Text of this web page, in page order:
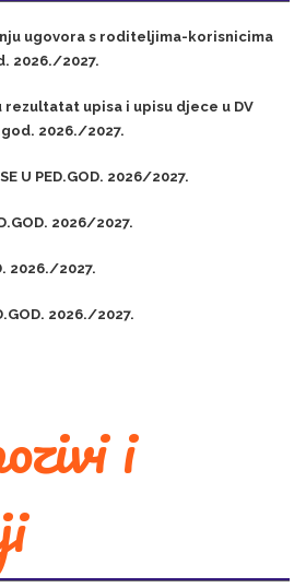
ugovora s roditeljima-korisnicima
2026./2027.
rezultatat upisa i upisu djece u DV
2026./2027.
U PED.GOD. 2026/2027.
2026/2027.
2026./2027.
2026./2027.
i